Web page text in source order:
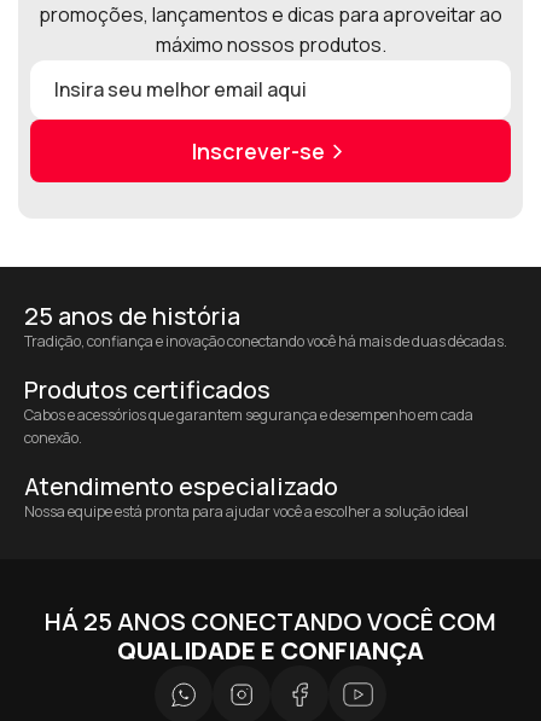
promoções, lançamentos e dicas para aproveitar ao
máximo nossos produtos.
Inscrever-se
25 anos de história
Tradição, confiança e inovação conectando você há mais de duas décadas.
Produtos certificados
Cabos e acessórios que garantem segurança e desempenho em cada
conexão.
Atendimento especializado
Nossa equipe está pronta para ajudar você a escolher a solução ideal
HÁ 25 ANOS CONECTANDO VOCÊ COM
QUALIDADE E CONFIANÇA